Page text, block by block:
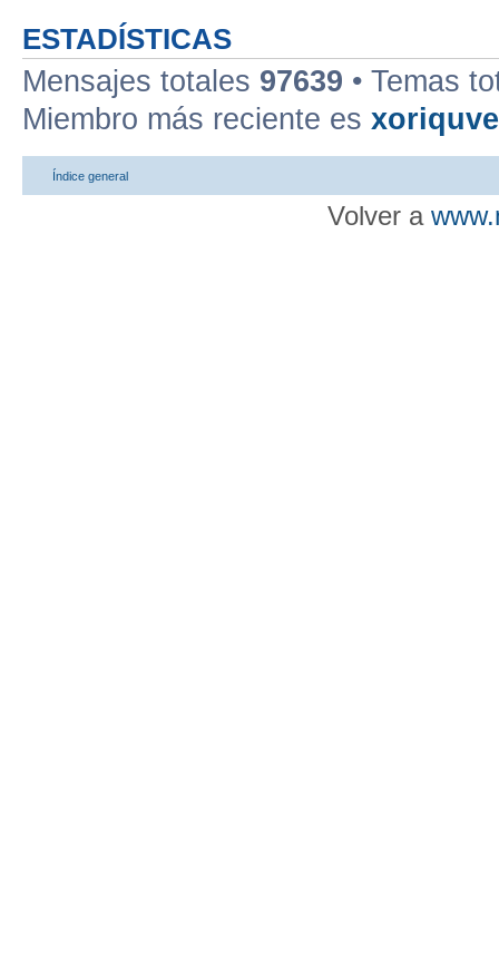
ESTADÍSTICAS
Mensajes totales 97639 • Temas
Miembro más reciente es
Índice general
Volver a